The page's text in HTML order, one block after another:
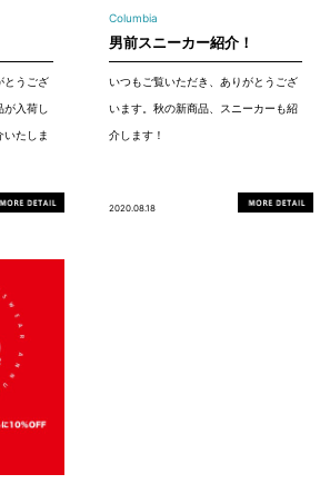
とうござ
が入荷し
いたしま
Columbia
男前スニーカー紹介！
いつもご覧いただき、ありがとうござ
います。秋の新商品、スニーカーも紹
介します！
2020.08.18